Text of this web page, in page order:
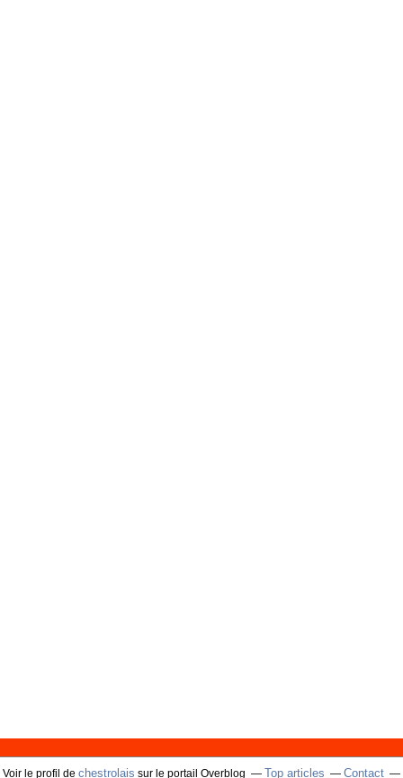
Voir le profil de chestrolais sur le portail Overblog Top articles Contact